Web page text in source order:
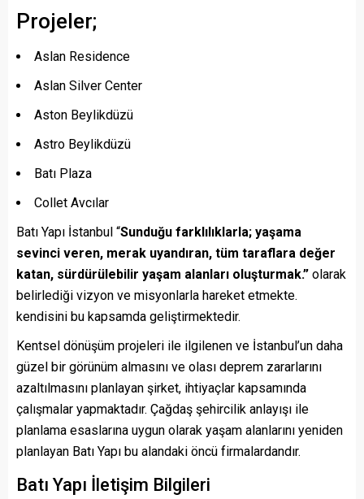
Projeler;
Aslan Residence
Aslan Silver Center
Aston Beylikdüzü
Astro Beylikdüzü
Batı Plaza
Collet Avcılar
Batı Yapı İstanbul “Sunduğu farklılıklarla; yaşama
sevinci veren, merak uyandıran, tüm taraflara değer
katan, sürdürülebilir yaşam alanları oluşturmak.” olarak
belirlediği vizyon ve misyonlarla hareket etmekte.
kendisini bu kapsamda geliştirmektedir.
Kentsel dönüşüm projeleri ile ilgilenen ve İstanbul’un daha
güzel bir görünüm almasını ve olası deprem zararlarını
azaltılmasını planlayan şirket, ihtiyaçlar kapsamında
çalışmalar yapmaktadır. Çağdaş şehircilik anlayışı ile
planlama esaslarına uygun olarak yaşam alanlarını yeniden
planlayan Batı Yapı bu alandaki öncü firmalardandır.
Batı Yapı İletişim Bilgileri